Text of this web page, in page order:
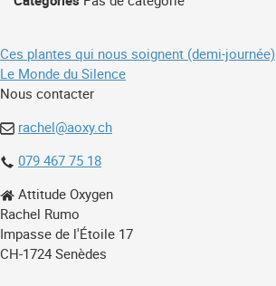
Navigation
de
l’article
Ces plantes qui nous soignent (demi-journée)
Le Monde du Silence
Nous contacter
rachel@aoxy.ch
079 467 75 18
Attitude Oxygen
Rachel Rumo
Impasse de l'Étoile 17
CH-1724 Senèdes